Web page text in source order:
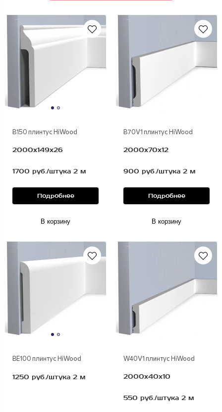
В150 плинтус HiWood
2000х149х26
1700 руб./штука 2 м
Подробнее
В корзину
B70V1 плинтус HiWood
2000х70х12
900 руб./штука 2 м
Подробнее
В корзину
ВЕ100 плинтус HiWood
1250 руб./штука 2 м
W40V1 плинтус HiWood
2000х40х10
550 руб./штука 2 м